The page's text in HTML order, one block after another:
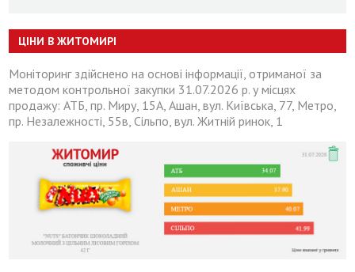
ЦІНИ В ЖИТОМИРІ
Моніторинг здійснено на основі інформації, отриманої за
методом контрольної закупки 31.07.2026 р. у місцях
продажу: АТБ, пр. Миру, 15А, Ашан, вул. Київська, 77, Метро,
пр. Незалежності, 55в, Сільпо, вул. Житній ринок, 1